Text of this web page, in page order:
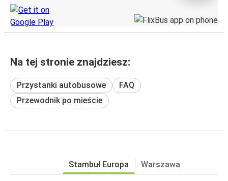
Na tej stronie znajdziesz:
Przystanki autobusowe
FAQ
Przewodnik po mieście
Stambuł Europa Warszawa